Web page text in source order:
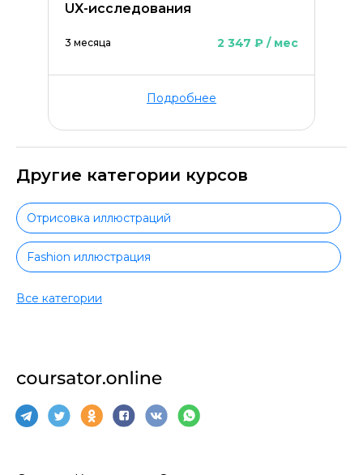
UX-исследования
3 месяца 2 347 ₽ / мес
Подробнее
Другие категории курсов
Отрисовка иллюстраций
Fashion иллюстрация
Книжная иллюстрация
Коммерческая иллюстрация
Motion-дизайн
Все категории